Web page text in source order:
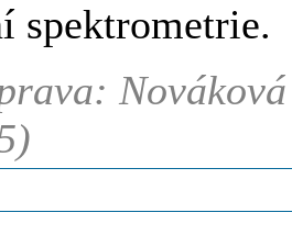
spektrometrie.